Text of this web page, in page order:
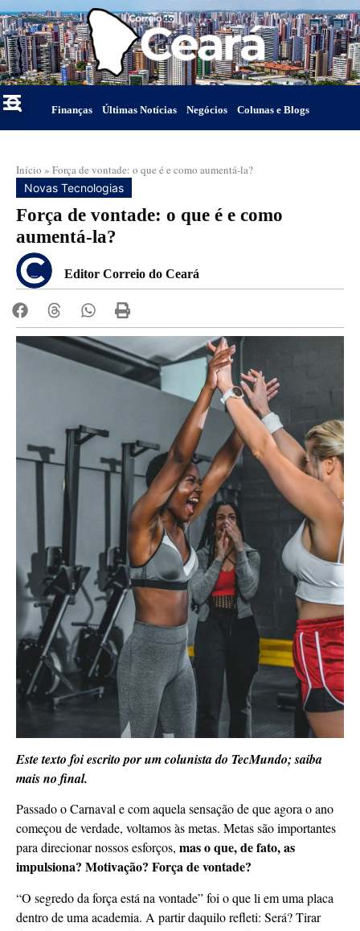
Finanças Últimas Notícias Negócios Colunas e Blogs
Início » Força de vontade: o que é e como aumentá-la?
Novas Tecnologias
Força de vontade: o que é e como
aumentá-la?
Editor Correio do Ceará
Este texto foi escrito por um colunista do TecMundo; saiba
mais no final.
Passado o Carnaval e com aquela sensação de que agora o ano
começou de verdade, voltamos às metas. Metas são importantes
para direcionar nossos esforços, mas o que, de fato, as
impulsiona? Motivação? Força de vontade?
“O segredo da força está na vontade” foi o que li em uma placa
dentro de uma academia. A partir daquilo refleti: Será? Tirar